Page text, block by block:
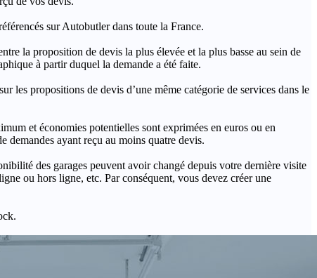
sur Autobutler dans toute la France.
la proposition de devis la plus élevée et la plus basse au sein de
à partir duquel la demande a été faite.
propositions de devis d’une même catégorie de services dans le
et économies potentielles sont exprimées en euros ou en
demandes ayant reçu au moins quatre devis.
des garages peuvent avoir changé depuis votre dernière visite
ou hors ligne, etc. Par conséquent, vous devez créer une